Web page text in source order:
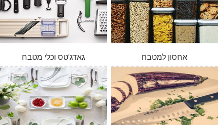
גאדג'טס וכלי מטבח אחסון למטבח